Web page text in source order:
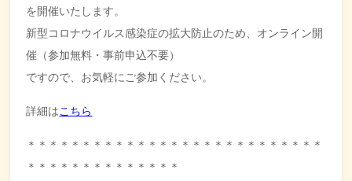
を開催いたします。
新型コロナウイルス感染症の拡大防止のため、 オンライン開
催（参加無料・事前申込不要）
ですので、 お気軽にご参加ください。
詳細はこちら
＊＊＊＊＊＊＊＊＊＊＊＊＊＊＊＊＊＊＊＊＊＊＊＊＊＊＊
＊＊＊ ＊＊＊＊＊＊＊＊＊＊＊